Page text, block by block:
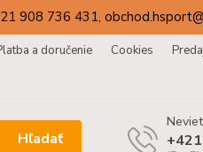
908 736 431,
a doručenie Cookies
Hľadať